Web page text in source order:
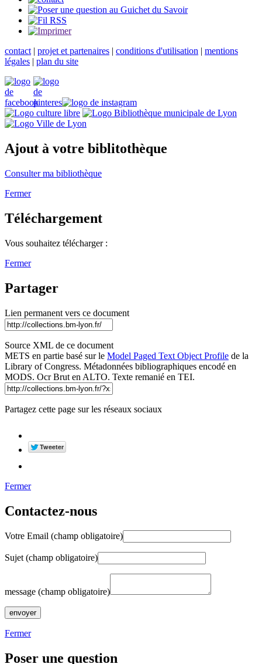
contact | projet et partenaires | conditions d'utilisation | mentions
légales | plan du site
Ajout à votre biblitothèque
Consulter ma bibliothèque
Fermer
Téléchargement
Vous souhaitez télécharger :
Fermer
Partager
Lien permanent vers ce document
Source XML de ce document
METS en partie basé sur le Model Paged Text Object Profile de la
Library of Congress. Métadonnées bibliographiques encodé en
MODS. Ocr Brut en ALTO. Texte remanié en TEI.
Partagez cette page sur les réseaux sociaux
Fermer
Contactez-nous
Votre Email (champ obligatoire)
Sujet (champ obligatoire)
message (champ obligatoire)
Fermer
Poser une question